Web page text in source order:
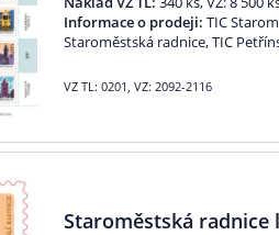
Informace o prodeji: TIC
Staroměstská radnice, TIC
VZ TL: 0201, VZ: 2092-2116
Staroměstská radnice